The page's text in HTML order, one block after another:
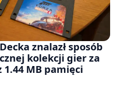
znalazł sposób
kolekcji gier za
MB pamięci